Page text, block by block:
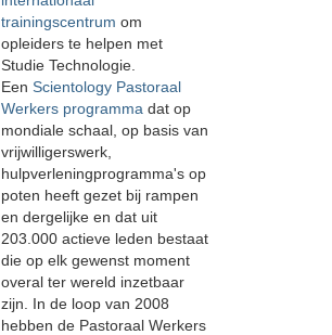
trainingscentrum om
opleiders te helpen met
Studie Technologie.
Een Scientology Pastoraal
Werkers programma dat op
mondiale schaal, op basis van
vrijwilligerswerk,
hulpverleningprogramma's op
poten heeft gezet bij rampen
en dergelijke en dat uit
203.000 actieve leden bestaat
die op elk gewenst moment
overal ter wereld inzetbaar
zijn. In de loop van 2008
hebben de Pastoraal Werkers